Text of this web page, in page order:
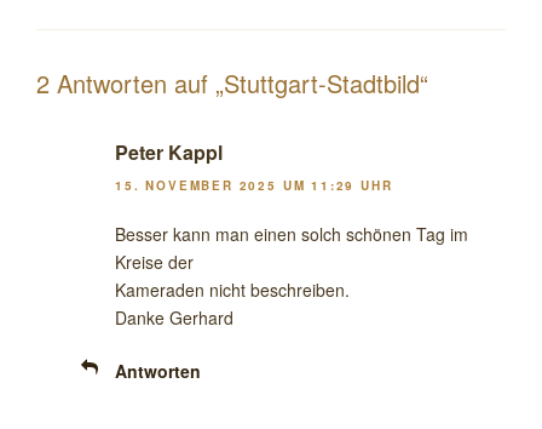
2 Antworten auf „Stuttgart-Stadtbild“
Peter Kappl
15. NOVEMBER 2025 UM 11:29 UHR
Besser kann man einen solch schönen Tag im
Kreise der
Kameraden nicht beschreiben.
Danke Gerhard
Antworten